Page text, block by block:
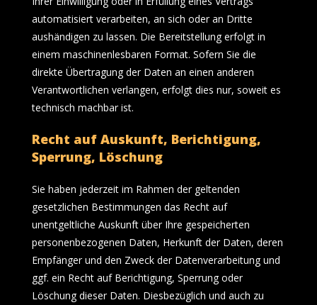
automatisiert verarbeiten, an sich oder an Dritte
aushändigen zu lassen. Die Bereitstellung erfolgt in
einem maschinenlesbaren Format. Sofern Sie die
direkte Übertragung der Daten an einen anderen
Verantwortlichen verlangen, erfolgt dies nur, soweit es
technisch machbar ist.
Recht auf Auskunft, Berichtigung,
Sperrung, Löschung
Sie haben jederzeit im Rahmen der geltenden
gesetzlichen Bestimmungen das Recht auf
unentgeltliche Auskunft über Ihre gespeicherten
personenbezogenen Daten, Herkunft der Daten, deren
Empfänger und den Zweck der Datenverarbeitung und
ggf. ein Recht auf Berichtigung, Sperrung oder
Löschung dieser Daten. Diesbezüglich und auch zu